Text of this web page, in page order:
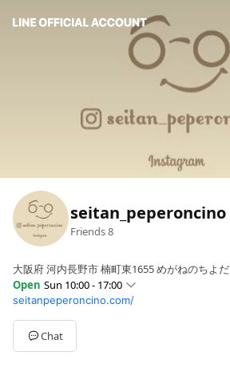
seitan_peperoncino
Friends8
大阪府 河内長野市 楠町東1655 めがねのちよだ
Open Sun 10:00 - 17:00
Sun10:00 - 17:00
Mon10:00 - 17:00
Tue10:00 - 17:00
Wed10:00 - 17:00
seitanpeperoncino.com/
Chat